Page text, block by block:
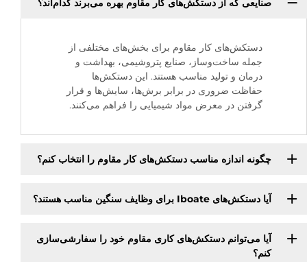
دستکش‌های کار مقاوم برای بخش‌های مختلفی از
جمله ساخت‌وساز، صنایع پتروشیمی، بهداشت و
درمان و تولید مناسب هستند. این دستکش‌ها
حفاظت ضروری در برابر برش‌ها، سایش‌ها و قرار
گرفتن در معرض مواد شیمیایی را فراهم می‌کنند.
چگونه اندازه مناسب دستکش‌های کار مقاوم را انتخاب کنم؟
آیا دستکش‌های Iboate برای وظایف سنگین مناسب هستند؟
آیا می‌توانم دستکش‌های کاری مقاوم خود را سفارشی‌سازی
کنم؟